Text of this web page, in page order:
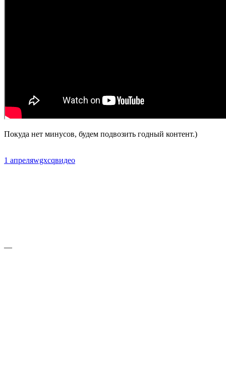
Покуда нет минусов, будем подвозить годный контент.)
1 апреляwgxcqвидео
—